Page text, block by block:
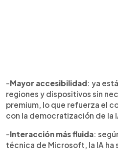
-Mayor accesibilidad: ya
regiones y dispositivos sin
premium, lo que refuerza el
con la democratización de la
-Interacción más fluida:
técnica de Microsoft, la IA ha